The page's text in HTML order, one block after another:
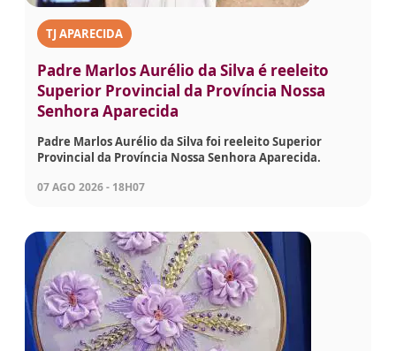
TJ APARECIDA
Padre Marlos Aurélio da Silva é reeleito
Superior Provincial da Província Nossa
Senhora Aparecida
Padre Marlos Aurélio da Silva foi reeleito Superior
Provincial da Província Nossa Senhora Aparecida.
07 AGO 2026 - 18H07